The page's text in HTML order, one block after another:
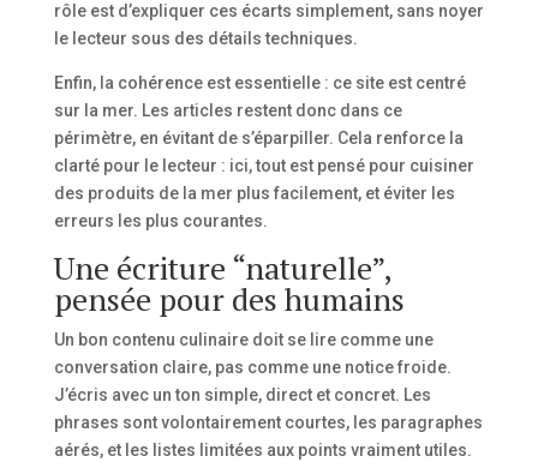
rôle est d’expliquer ces écarts simplement, sans noyer
le lecteur sous des détails techniques.
Enfin, la cohérence est essentielle : ce site est centré
sur la mer. Les articles restent donc dans ce
périmètre, en évitant de s’éparpiller. Cela renforce la
clarté pour le lecteur : ici, tout est pensé pour cuisiner
des produits de la mer plus facilement, et éviter les
erreurs les plus courantes.
Une écriture “naturelle”,
pensée pour des humains
Un bon contenu culinaire doit se lire comme une
conversation claire, pas comme une notice froide.
J’écris avec un ton simple, direct et concret. Les
phrases sont volontairement courtes, les paragraphes
aérés, et les listes limitées aux points vraiment utiles.